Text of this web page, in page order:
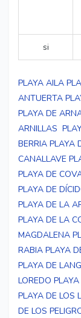
si
PLAYA AILA
ANTUERTA
PLAYA DE
ARNILLAS
BERRIA PLAYA
CANALLAVE
PLAYA DE
PLAYA DE
PLAYA DE LA
PLAYA DE LA
MAGDALENA
RABIA PLAYA
PLAYA DE
LOREDO
PLAYA DE LOS
DE LOS